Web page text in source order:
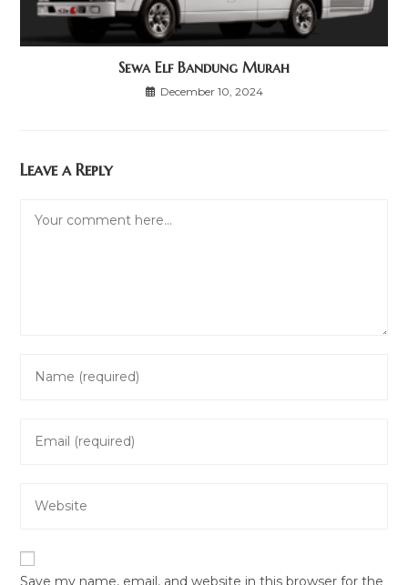
Sewa Elf Bandung Murah
December 10, 2024
Leave a Reply
your
comment
your
address
your
URL
Save my name, email, and website in this browser for the